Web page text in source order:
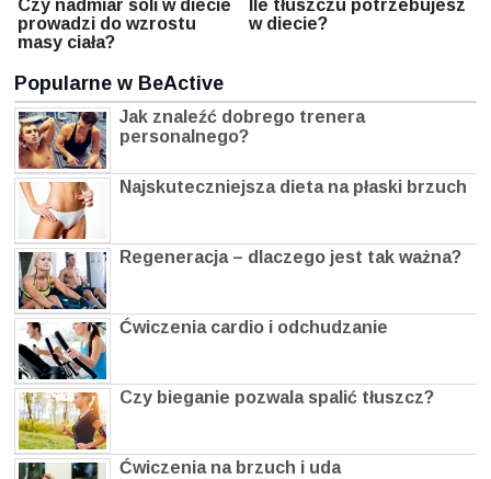
Czy nadmiar soli w diecie
prowadzi do wzrostu
masy ciała?
Ile tłuszczu potrzebujesz
w diecie?
Popularne w BeActive
Jak znaleźć dobrego trenera
personalnego?
Najskuteczniejsza dieta na płaski brzuch
Regeneracja – dlaczego jest tak ważna?
Ćwiczenia cardio i odchudzanie
Czy bieganie pozwala spalić tłuszcz?
Ćwiczenia na brzuch i uda